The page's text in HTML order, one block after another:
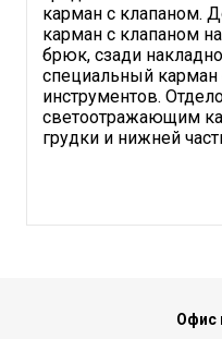
карман с клапаном.
карман с клапаном
брюк, сзади
специальный
инструментов.
светоотражающим
грудки и нижней
Офис